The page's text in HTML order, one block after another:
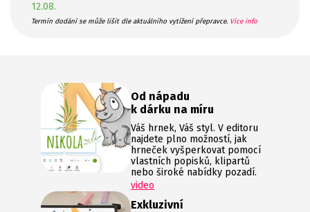
12.08.
Termín dodání se může lišit dle aktuálního vytížení přepravce. Více info
Od nápadu
k dárku na míru
Váš hrnek, Váš styl. V editoru
najdete plno možností, jak
hrneček vyšperkovat pomocí
vlastních popisků, klipartů
nebo široké nabídky pozadí.
video
Exkluzivní